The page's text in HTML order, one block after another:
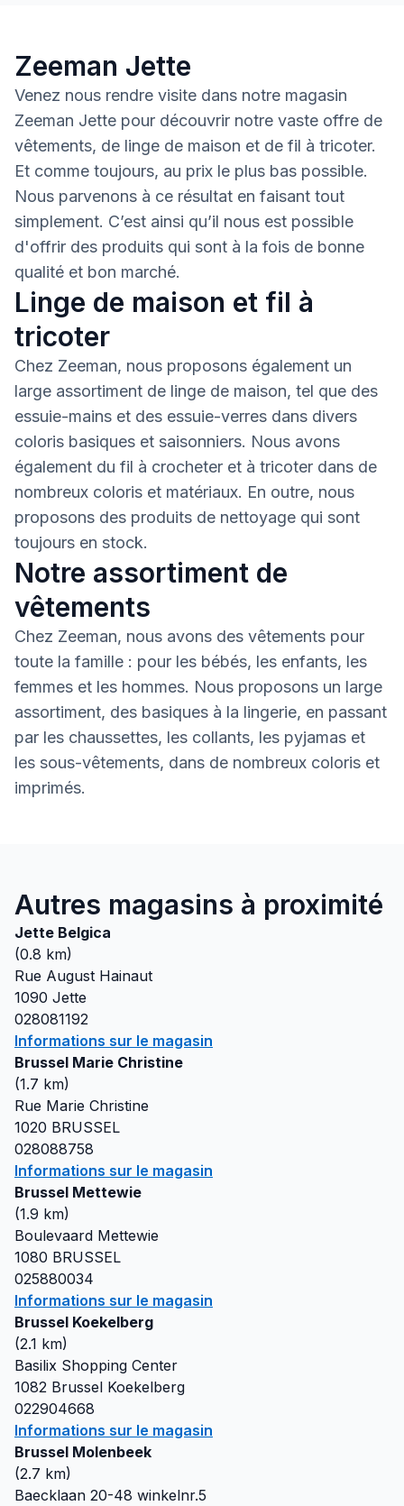
Zeeman Jette
Venez nous rendre visite dans notre magasin
Zeeman Jette pour découvrir notre vaste offre de
vêtements, de linge de maison et de fil à tricoter.
Et comme toujours, au prix le plus bas possible.
Nous parvenons à ce résultat en faisant tout
simplement. C’est ainsi qu’il nous est possible
d'offrir des produits qui sont à la fois de bonne
qualité et bon marché.
Linge de maison et fil à
tricoter
Chez Zeeman, nous proposons également un
large assortiment de linge de maison, tel que des
essuie-mains et des essuie-verres dans divers
coloris basiques et saisonniers. Nous avons
également du fil à crocheter et à tricoter dans de
nombreux coloris et matériaux. En outre, nous
proposons des produits de nettoyage qui sont
toujours en stock.
Notre assortiment de
vêtements
Chez Zeeman, nous avons des vêtements pour
toute la famille : pour les bébés, les enfants, les
femmes et les hommes. Nous proposons un large
assortiment, des basiques à la lingerie, en passant
par les chaussettes, les collants, les pyjamas et
les sous-vêtements, dans de nombreux coloris et
imprimés.
Autres magasins à proximité
Jette Belgica
(0.8 km)
Rue August Hainaut
1090 Jette
028081192
Informations sur le magasin
Brussel Marie Christine
(1.7 km)
Rue Marie Christine
1020 BRUSSEL
028088758
Informations sur le magasin
Brussel Mettewie
(1.9 km)
Boulevaard Mettewie
1080 BRUSSEL
025880034
Informations sur le magasin
Brussel Koekelberg
(2.1 km)
Basilix Shopping Center
1082 Brussel Koekelberg
022904668
Informations sur le magasin
Brussel Molenbeek
(2.7 km)
Baecklaan 20-48 winkelnr.5